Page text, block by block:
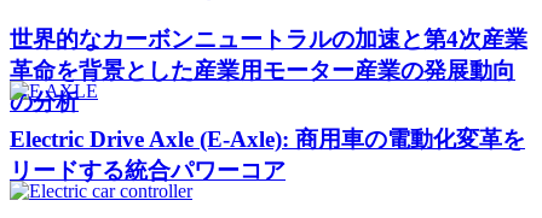
世界的なカーボンニュートラルの加速と第4次産業
革命を背景とした産業用モーター産業の発展動向
の分析
Electric Drive Axle (E-Axle): 商用車の電動化変革を
リードする統合パワーコア